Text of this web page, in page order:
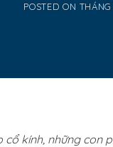
POSTED ON
cổ kính, những